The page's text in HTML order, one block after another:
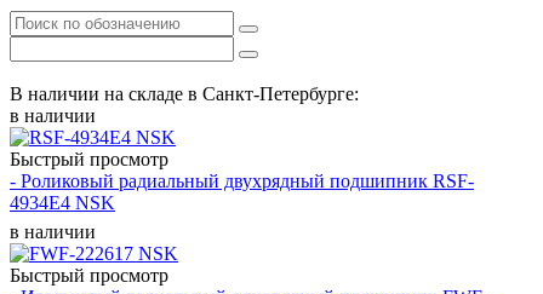
В наличии на складе в Санкт-Петербурге:
в наличии
Быстрый просмотр
- Роликовый радиальный двухрядный подшипник RSF-
4934E4 NSK
в наличии
Быстрый просмотр